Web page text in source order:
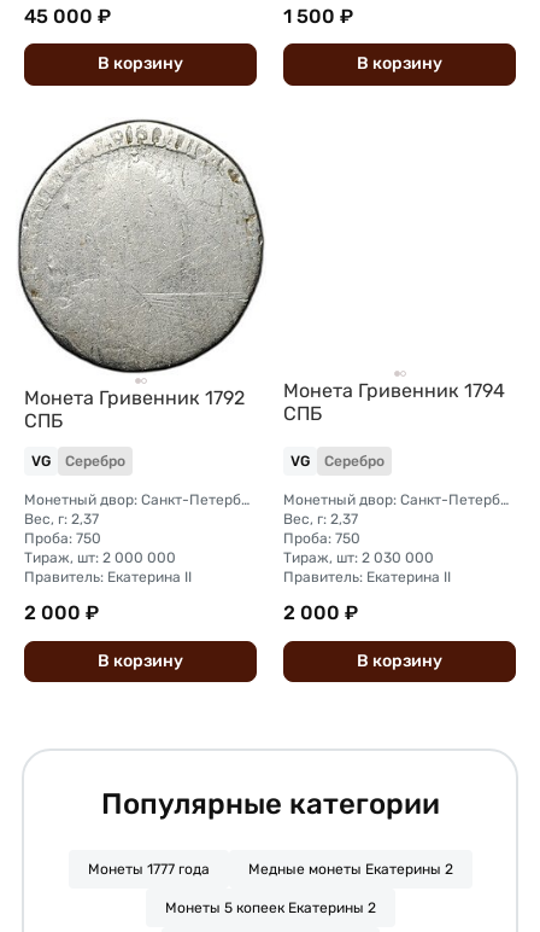
45 000 ₽
В корзину
1 500 ₽
В корзину
Монета Гривенник 1792
СПБ
VG Серебро
Монетный двор: Санкт-Петербургский монетный двор
Вес, г: 2,37
Проба: 750
Тираж, шт: 2 000 000
Правитель: Екатерина II
2 000 ₽
В корзину
Монета Гривенник 1794
СПБ
VG Серебро
Монетный двор: Санкт-Петербургский монетный двор
Вес, г: 2,37
Проба: 750
Тираж, шт: 2 030 000
Правитель: Екатерина II
2 000 ₽
В корзину
Популярные категории
Монеты 1777 года Медные монеты Екатерины 2
Монеты 5 копеек Екатерины 2